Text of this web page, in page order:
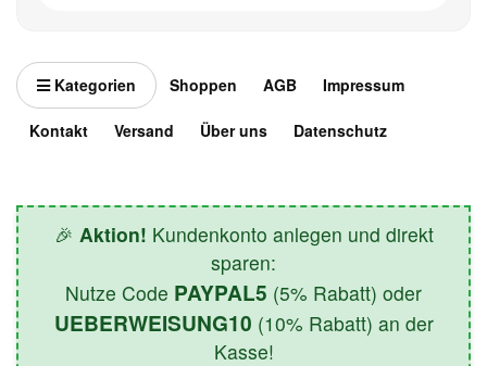
Kategorien Shoppen AGB Impressum
Kontakt Versand Über uns Datenschutz
🎉 Aktion! Kundenkonto anlegen und direkt
sparen:
Nutze Code PAYPAL5 (5% Rabatt) oder
UEBERWEISUNG10 (10% Rabatt) an der
Kasse!